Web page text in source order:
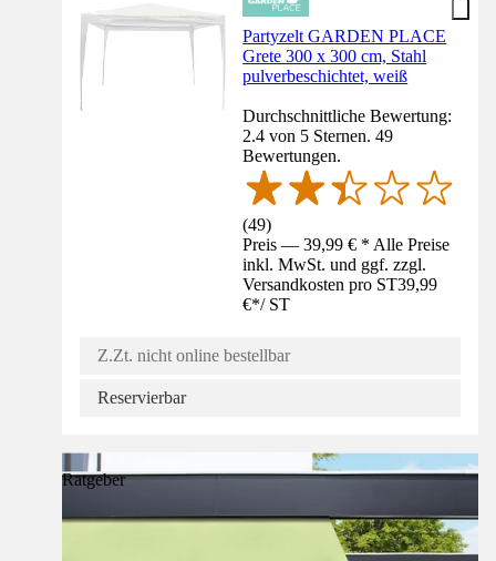
Partyzelt GARDEN PLACE
Grete 300 x 300 cm, Stahl
pulverbeschichtet, weiß
Durchschnittliche Bewertung:
2.4 von 5 Sternen. 49
Bewertungen.
(49)
Preis — 39,99 € * Alle Preise
inkl. MwSt. und ggf. zzgl.
Versandkosten pro ST39,99
€*/ ST
Z.Zt. nicht online bestellbar
Reservierbar
Ratgeber